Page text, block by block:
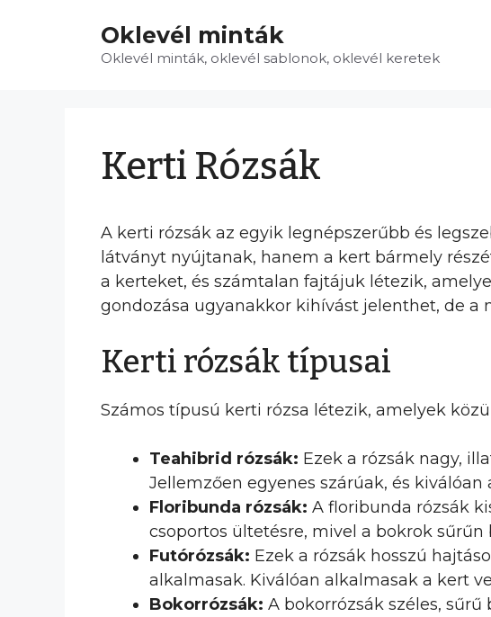
Oklevél minták
Oklevél minták, oklevél sablonok, oklevél keretek
Kerti Rózsák
A kerti rózsák az egyik legnépszerűbb és
látványt nyújtanak, hanem a kert bármely
a kerteket, és számtalan fajtájuk létezik,
gondozása ugyanakkor kihívást jelenthet, de
Kerti rózsák típusai
Számos típusú kerti rózsa létezik, amelyek
Teahibrid rózsák: Ezek a rózsák nagy,
Jellemzően egyenes szárúak, és
Floribunda rózsák: A floribunda rózsák
csoportos ültetésre, mivel a bokrok sűrűn
Futórózsák: Ezek a rózsák hosszú
alkalmasak. Kiválóan alkalmasak a kert
Bokorrózsák: A bokorrózsák széles,